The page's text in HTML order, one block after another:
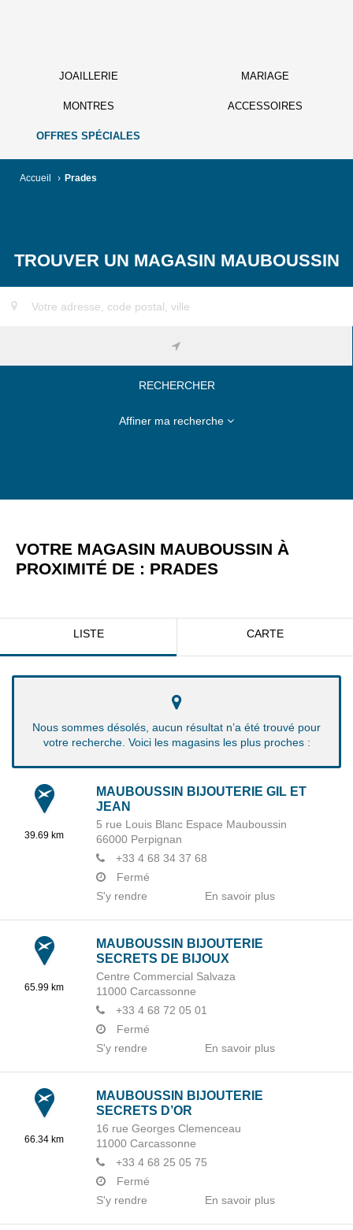
JOAILLERIE MARIAGE
MONTRES ACCESSOIRES
OFFRES SPÉCIALES
Accueil › Prades
TROUVER UN MAGASIN MAUBOUSSIN
RECHERCHER
Affiner ma recherche
VOTRE MAGASIN MAUBOUSSIN À
PROXIMITÉ DE : PRADES
LISTE CARTE
Nous sommes désolés, aucun résultat n’a été trouvé pour
votre recherche. Voici les magasins les plus proches :
39.69 km
MAUBOUSSIN BIJOUTERIE GIL ET
JEAN
5 rue Louis Blanc Espace Mauboussin
66000 Perpignan
+33 4 68 34 37 68
Fermé
En savoir plus
S'y rendre
65.99 km
MAUBOUSSIN BIJOUTERIE
SECRETS DE BIJOUX
Centre Commercial Salvaza
11000 Carcassonne
+33 4 68 72 05 01
Fermé
En savoir plus
S'y rendre
66.34 km
MAUBOUSSIN BIJOUTERIE
SECRETS D’OR
16 rue Georges Clemenceau
11000 Carcassonne
+33 4 68 25 05 75
Fermé
En savoir plus
S'y rendre